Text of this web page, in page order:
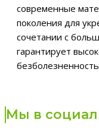
современные
поколения для
сочетании с
гарантирует
Мы в